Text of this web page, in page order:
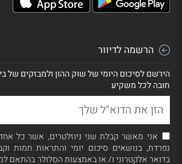
הרשמה לדיוור
הירשם לסיכום היומי של שוק ההון ולמבזקים של
חובה לכל משקיע
אני מאשר קבלת שני ניוזלטרים, אשר כל
נפרדת, בנושאים סיכום יומי והתראות חמות
בדואר אלקטרוני ו/ או באמצעות הסלולר בהתאם